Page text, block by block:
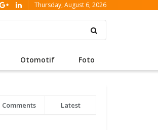
Thursday, August 6, 2026
Otomotif Foto
Comments Latest